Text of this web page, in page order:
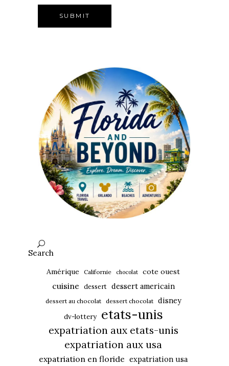
Search
Amérique Californie chocolat cote ouest
cuisine dessert dessert americain
dessert au chocolat dessert chocolat disney
dv-lottery etats-unis
expatriation aux etats-unis
expatriation aux usa
expatriation en floride expatriation usa